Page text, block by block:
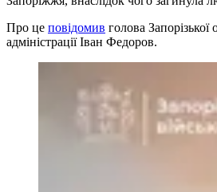
Про це повідомив голова Запорізької
адміністрації Іван Федоров.